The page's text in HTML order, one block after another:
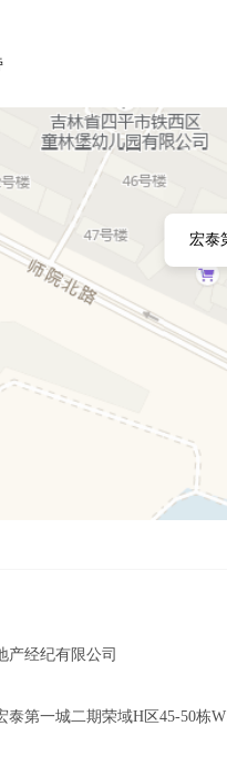
公司简介PPT
的企业文化
出公司的优势
宏泰
产经纪有限公司
泰第一城二期荣域H区45-50栋